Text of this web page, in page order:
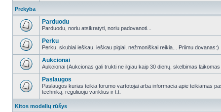
Prekyba
Parduodu
Parduodu, noriu atsikratyti, noriu padovanoti...
Perku
Perku, skubiai ieškau, ieškau pigiai, nežmoniškai reikia... Priimu dovanas:)
Aukcionai
Aukcionai (Aukcionas gali trukti ne ilgiau kaip 30 dienų, skelbimas
Paslaugos
Paslaugos kurias teikia forumo vartotojai arba informacia apie teikiamas
techniką, reguliuoju variklius ir t.t.
Kitos modelių rūšys